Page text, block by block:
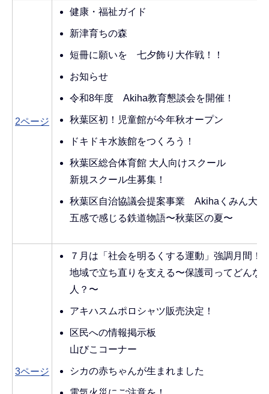
2ページ
健康・福祉ガイド
新津育ちの森
短冊に願いを 七夕飾り大作戦！！
お知らせ
令和8年度 Akiha教育懇談会を開催！
秋葉区初！児童館が今年秋オープン
ドキドキ水族館をつくろう！
秋葉区総合体育館 大人向けスクール
新規スクール生募集！
秋葉区自治協議会提案事業 Akihaくみん大学
五感で感じる鉄道物語〜秋葉区の夏〜
3ページ
７月は「社会を明るくする運動」強調月間！
地域で立ち直りを支える〜保護司ってどんな
人？〜
アキハスムポロシャツ販売決定！
区民への情報掲示板
山びこコーナー
シカの赤ちゃんが生まれました